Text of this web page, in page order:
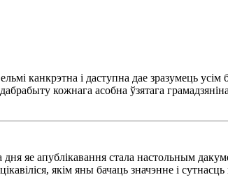
канкрэтна i даступна дае зразумець
кожнага асобна ўзятага
яе апублiкавання стала настольным
якiм яны бачаць значэнне i сутнасць